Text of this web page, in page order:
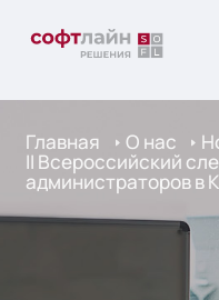
Главная О нас
II Всероссийский
администраторов в